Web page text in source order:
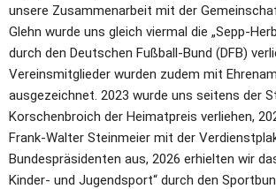
unsere Zusammenarbeit mit der
Glehn wurde uns gleich viermal die „Sepp-
durch den Deutschen Fußball-Bund (DFB)
Vereinsmitglieder wurden zudem mit
ausgezeichnet. 2023 wurde uns seitens der
Korschenbroich der Heimatpreis verliehen,
Frank-Walter Steinmeier mit der
Bundespräsidenten aus, 2026 erhielten wir
Kinder- und Jugendsport“ durch den